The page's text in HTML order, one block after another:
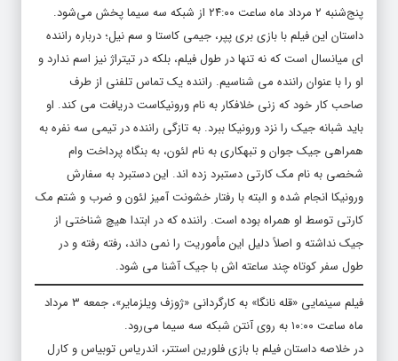
پنج‌شنبه ۲ مرداد ماه ساعت ۲۴:۰۰ از شبکه سه سیما پخش می‌شود.
داستان این فیلم با بازی بری پپر، جیمی کاستا و سم نیل؛ درباره راننده
ای میانسال است که نه تنها در طول فیلم، بلکه در تیتراژ نیز اسم ندارد و
او را با عنوان راننده می شناسیم. راننده یک تماس تلفنی از طرف
صاحب کار خود که زنی خلافکار به نام ورونیکاست دریافت می کند. او
باید شبانه جیک را نزد ورونیکا ببرد. به تازگی راننده در تیمی سه نفره به
همراهی جیک جوان و تبهکاری به نام لئون، به بنگاه پرداخت وام
شخصی به نام مک کارتی دستبرد زده اند. این دستبرد به سفارش
ورونیکا انجام شده و البته با رفتار خشونت آمیز لئون و ضرب و شتم مک
کارتی توسط او همراه بوده است. راننده که در ابتدا هیچ شناختی از
جیک نداشته و اصلاً دلیل این مأموریت را نمی داند، رفته رفته و در
طول سفر کوتاه چند ساعته اش با جیک آشنا می شود.
فیلم سینمایی «قله نانگا» به کارگردانی «ژوزف ویلزمایر»، جمعه ۳ مرداد
ماه ساعت ۱۰:۰۰ به روی آنتن شبکه سه سیما می‌رود.
در خلاصه داستان فیلم با بازی فلورین استتر، اندریاس توبیاس و کارل